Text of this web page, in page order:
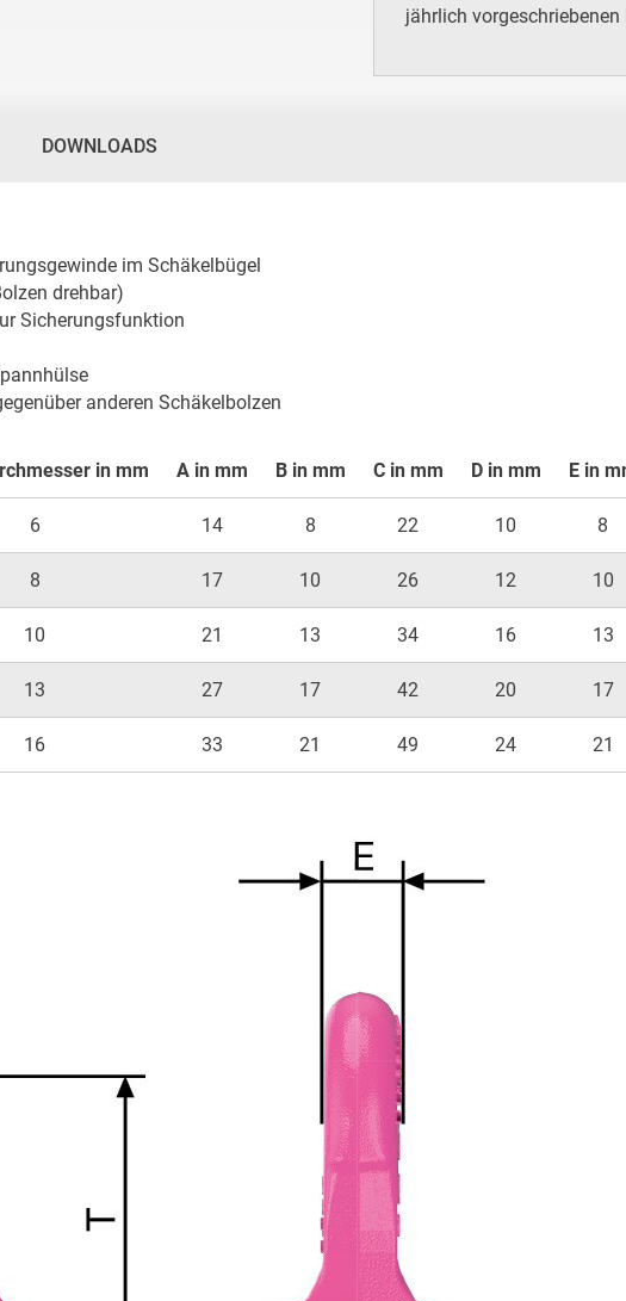
jährlich vorgeschriebenen
im Schäkelbügel
drehbar)
Sicherungsfunktion
anderen Schäkelbolzen
in mm A in mm B in mm C in mm D in mm E in
6 14 8 22 10 8
8 17 10 26 12 10
10 21 13 34 16 13
13 27 17 42 20 17
16 33 21 49 24 21
DOWNLOADS